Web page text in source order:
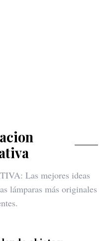
Las mejores ideas
lámparas más originales